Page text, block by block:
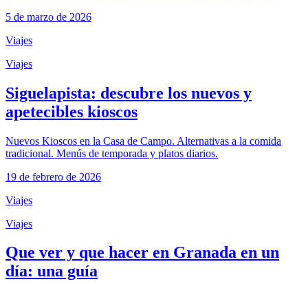
5 de marzo de 2026
Viajes
Viajes
Siguelapista: descubre los nuevos y
apetecibles kioscos
Nuevos Kioscos en la Casa de Campo. Alternativas a la comida
tradicional. Menús de temporada y platos diarios.
19 de febrero de 2026
Viajes
Viajes
Que ver y que hacer en Granada en un
día: una guía